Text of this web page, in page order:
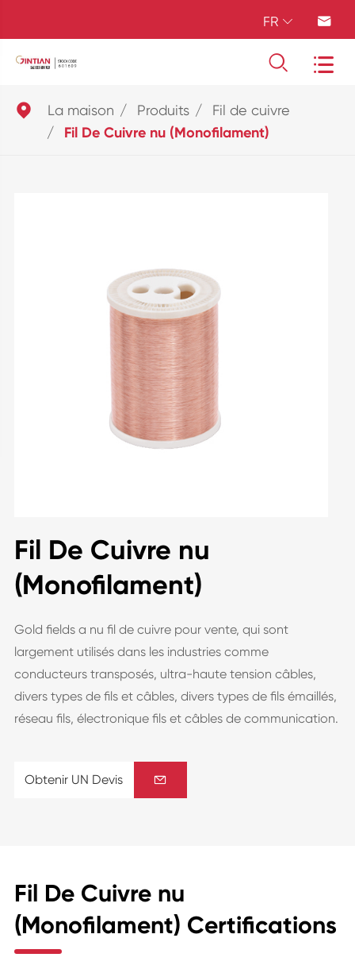
FR  
 
 La maison Produits Fil de cuivre
Fil De Cuivre nu (Monofilament)
Fil De Cuivre nu
(Monofilament)
Gold fields a nu fil de cuivre pour vente, qui sont
largement utilisés dans les industries comme
conducteurs transposés, ultra-haute tension câbles,
divers types de fils et câbles, divers types de fils émaillés,
réseau fils, électronique fils et câbles de communication.
Obtenir UN Devis 
Fil De Cuivre nu
(Monofilament) Certifications